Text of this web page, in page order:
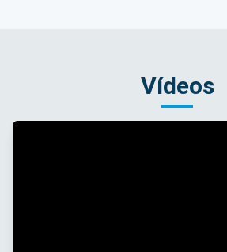
Vídeos